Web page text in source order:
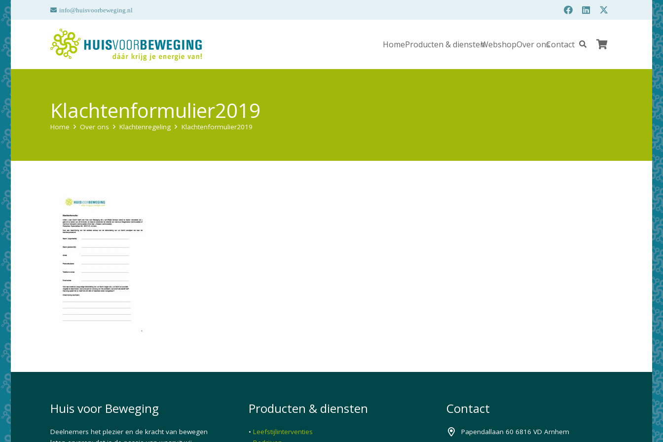
info@huisvoorbeweging.nl
HomeProducten & dienstenWebshopOver onsContact
Klachtenformulier2019
Home Over ons Klachtenregeling Klachtenformulier2019
Huis voor Beweging
Deelnemers het plezier en de kracht van bewegen
Producten & diensten
• Leefstijlinterventies
Contact
Papendallaan 60 6816 VD Arnhem